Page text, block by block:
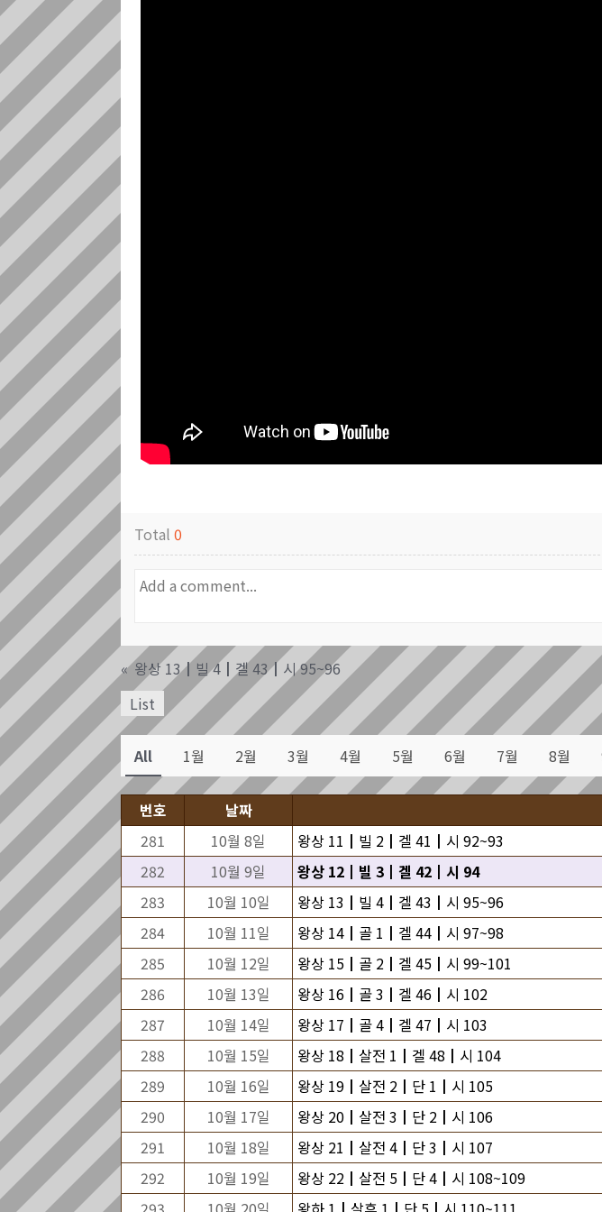
Total0
« 왕상 13┃빌 4┃겔 43┃시 95~96
List
All 1월 2월 3월 4월 5월 6월 7월 8월
번호 날짜
281
10월 8일
왕상 11┃빌 2┃겔 41┃시 92~93
282
10월 9일
왕상 12┃빌 3┃겔 42┃시 94
283
10월 10일
왕상 13┃빌 4┃겔 43┃시 95~96
284
10월 11일
왕상 14┃골 1┃겔 44┃시 97~98
285
10월 12일
왕상 15┃골 2┃겔 45┃시 99~101
286
10월 13일
왕상 16┃골 3┃겔 46┃시 102
287
10월 14일
왕상 17┃골 4┃겔 47┃시 103
288
10월 15일
왕상 18┃살전 1┃겔 48┃시 104
289
10월 16일
왕상 19┃살전 2┃단 1┃시 105
290
10월 17일
왕상 20┃살전 3┃단 2┃시 106
291
10월 18일
왕상 21┃살전 4┃단 3┃시 107
292
10월 19일
왕상 22┃살전 5┃단 4┃시 108~109